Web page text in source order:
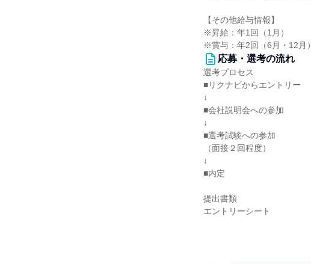
【その他給与情報】
※昇給：年1回（1月）
※賞与：年2回（6月・12月）
応募・選考の流れ
選考プロセス
■リクナビからエントリー
↓
■会社説明会への参加
↓
■選考試験への参加
（面接２回程度）
↓
■内定
提出書類
エントリーシート